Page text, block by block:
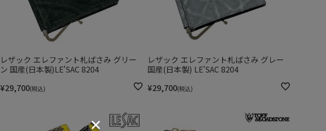
レザック エレファント札ばさみ グリー
ン 国産(日本製)LE'SAC 8204
¥29,700 税込
レザック エレファント札ばさみ グレー
国産(日本製) LE'SAC 8204
¥29,700 税込